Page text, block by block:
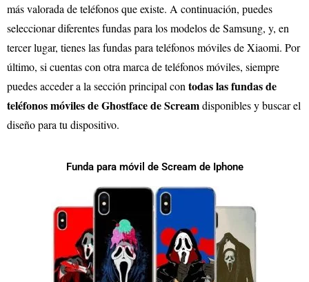
más valorada de teléfonos que existe. A continuación, puedes
seleccionar diferentes fundas para los modelos de Samsung, y, en
tercer lugar, tienes las fundas para teléfonos móviles de Xiaomi. Por
último, si cuentas con otra marca de teléfonos móviles, siempre
puedes acceder a la sección principal con todas las fundas de
teléfonos móviles de Ghostface de Screamdisponibles y buscar el
diseño para tu dispositivo.
Funda para móvil de Scream de Iphone